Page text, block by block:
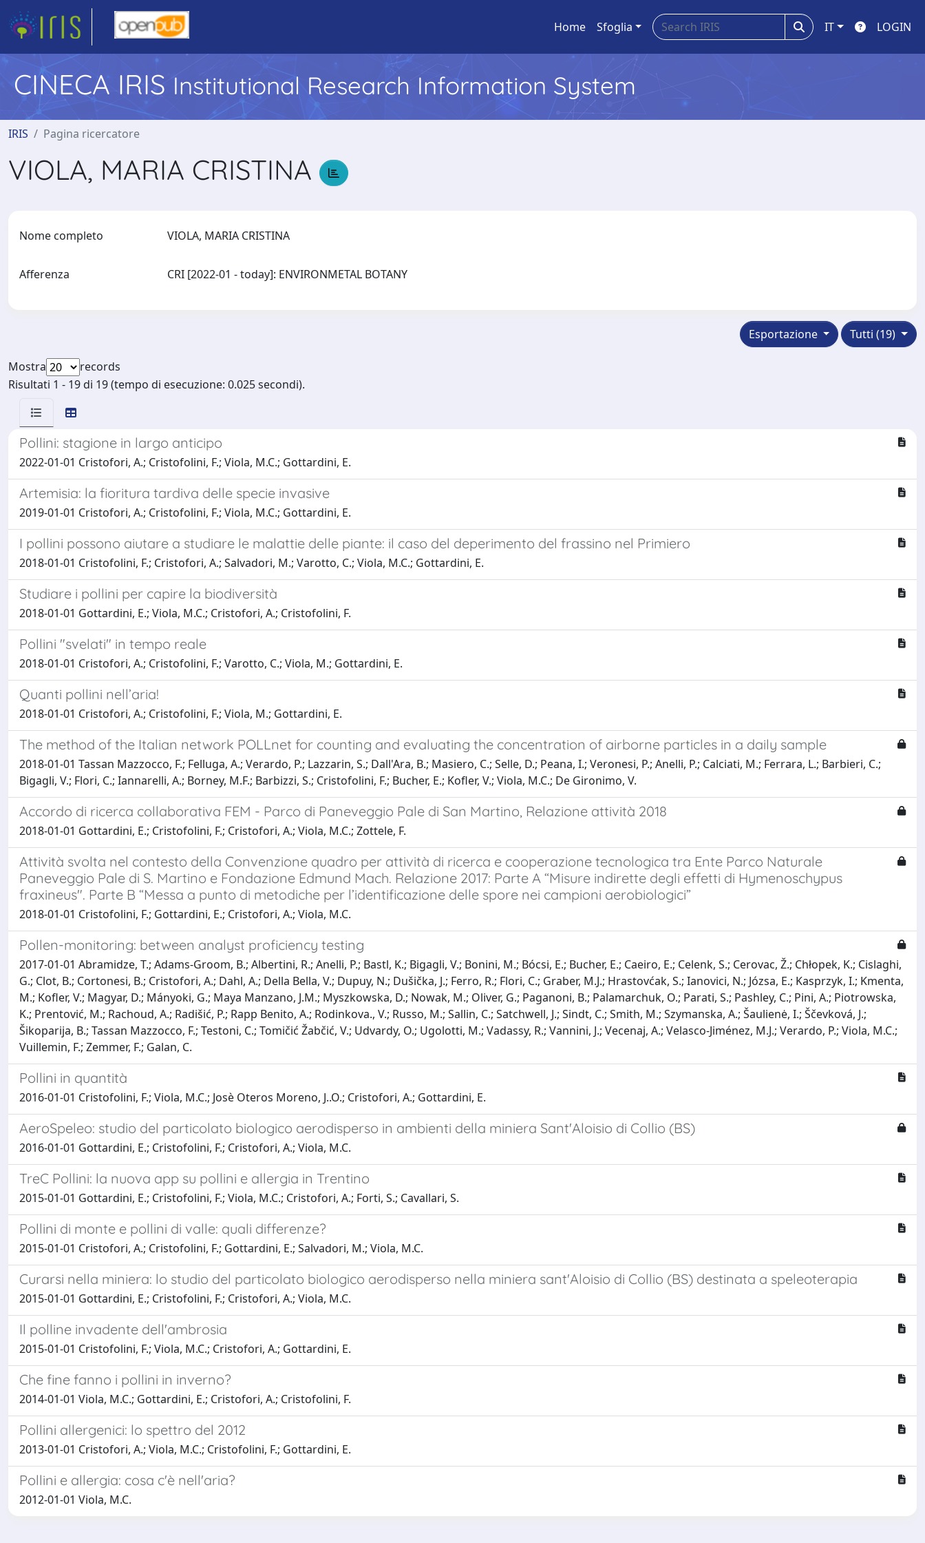
Home Sfoglia IT LOGIN
CINECA IRIS Institutional Research Information System
IRIS Pagina ricercatore
VIOLA, MARIA CRISTINA
Nome completo VIOLA, MARIA CRISTINA
Afferenza CRI [2022-01 - today]: ENVIRONMETAL BOTANY
Tutti (19)
Esportazione
Mostra
records
Risultati 1 - 19 di 19 (tempo di esecuzione: 0.025 secondi).
Pollini: stagione in largo anticipo
2022-01-01 Cristofori, A.; Cristofolini, F.; Viola, M.C.; Gottardini, E.
Artemisia: la fioritura tardiva delle specie invasive
2019-01-01 Cristofori, A.; Cristofolini, F.; Viola, M.C.; Gottardini, E.
I pollini possono aiutare a studiare le malattie delle piante: il caso del deperimento del frassino nel Primiero
2018-01-01 Cristofolini, F.; Cristofori, A.; Salvadori, M.; Varotto, C.; Viola, M.C.; Gottardini, E.
Studiare i pollini per capire la biodiversità
2018-01-01 Gottardini, E.; Viola, M.C.; Cristofori, A.; Cristofolini, F.
Pollini "svelati" in tempo reale
2018-01-01 Cristofori, A.; Cristofolini, F.; Varotto, C.; Viola, M.; Gottardini, E.
Quanti pollini nell’aria!
2018-01-01 Cristofori, A.; Cristofolini, F.; Viola, M.; Gottardini, E.
The method of the Italian network POLLnet for counting and evaluating the concentration of airborne particles in a daily sample
2018-01-01 Tassan Mazzocco, F.; Felluga, A.; Verardo, P.; Lazzarin, S.; Dall'Ara, B.; Masiero, C.; Selle, D.; Peana, I.; Veronesi, P.; Anelli, P.; Calciati, M.; Ferrara, L.; Barbieri, C.;
Bigagli, V.; Flori, C.; Iannarelli, A.; Borney, M.F.; Barbizzi, S.; Cristofolini, F.; Bucher, E.; Kofler, V.; Viola, M.C.; De Gironimo, V.
Accordo di ricerca collaborativa FEM - Parco di Paneveggio Pale di San Martino, Relazione attività 2018
2018-01-01 Gottardini, E.; Cristofolini, F.; Cristofori, A.; Viola, M.C.; Zottele, F.
Attività svolta nel contesto della Convenzione quadro per attività di ricerca e cooperazione tecnologica tra Ente Parco Naturale
Paneveggio Pale di S. Martino e Fondazione Edmund Mach. Relazione 2017: Parte A “Misure indirette degli effetti di Hymenoschypus
fraxineus". Parte B “Messa a punto di metodiche per l’identificazione delle spore nei campioni aerobiologici”
2018-01-01 Cristofolini, F.; Gottardini, E.; Cristofori, A.; Viola, M.C.
Pollen-monitoring: between analyst proficiency testing
2017-01-01 Abramidze, T.; Adams-Groom, B.; Albertini, R.; Anelli, P.; Bastl, K.; Bigagli, V.; Bonini, M.; Bócsi, E.; Bucher, E.; Caeiro, E.; Celenk, S.; Cerovac, Ž.; Chłopek, K.; Cislaghi,
G.; Clot, B.; Cortonesi, B.; Cristofori, A.; Dahl, A.; Della Bella, V.; Dupuy, N.; Dušička, J.; Ferro, R.; Flori, C.; Graber, M.J.; Hrastovćak, S.; Ianovici, N.; Józsa, E.; Kasprzyk, I.; Kmenta,
M.; Kofler, V.; Magyar, D.; Mányoki, G.; Maya Manzano, J.M.; Myszkowska, D.; Nowak, M.; Oliver, G.; Paganoni, B.; Palamarchuk, O.; Parati, S.; Pashley, C.; Pini, A.; Piotrowska,
K.; Prentović, M.; Rachoud, A.; Radišić, P.; Rapp Benito, A.; Rodinkova., V.; Russo, M.; Sallin, C.; Satchwell, J.; Sindt, C.; Smith, M.; Szymanska, A.; Šaulienė, I.; Ščevková, J.;
Šikoparija, B.; Tassan Mazzocco, F.; Testoni, C.; Tomičić Žabčić, V.; Udvardy, O.; Ugolotti, M.; Vadassy, R.; Vannini, J.; Vecenaj, A.; Velasco-Jiménez, M.J.; Verardo, P.; Viola, M.C.;
Vuillemin, F.; Zemmer, F.; Galan, C.
Pollini in quantità
2016-01-01 Cristofolini, F.; Viola, M.C.; Josè Oteros Moreno, J..O.; Cristofori, A.; Gottardini, E.
AeroSpeleo: studio del particolato biologico aerodisperso in ambienti della miniera Sant'Aloisio di Collio (BS)
2016-01-01 Gottardini, E.; Cristofolini, F.; Cristofori, A.; Viola, M.C.
TreC Pollini: la nuova app su pollini e allergia in Trentino
2015-01-01 Gottardini, E.; Cristofolini, F.; Viola, M.C.; Cristofori, A.; Forti, S.; Cavallari, S.
Pollini di monte e pollini di valle: quali differenze?
2015-01-01 Cristofori, A.; Cristofolini, F.; Gottardini, E.; Salvadori, M.; Viola, M.C.
Curarsi nella miniera: lo studio del particolato biologico aerodisperso nella miniera sant'Aloisio di Collio (BS) destinata a speleoterapia
2015-01-01 Gottardini, E.; Cristofolini, F.; Cristofori, A.; Viola, M.C.
Il polline invadente dell'ambrosia
2015-01-01 Cristofolini, F.; Viola, M.C.; Cristofori, A.; Gottardini, E.
Che fine fanno i pollini in inverno?
2014-01-01 Viola, M.C.; Gottardini, E.; Cristofori, A.; Cristofolini, F.
Pollini allergenici: lo spettro del 2012
2013-01-01 Cristofori, A.; Viola, M.C.; Cristofolini, F.; Gottardini, E.
Pollini e allergia: cosa c'è nell'aria?
2012-01-01 Viola, M.C.